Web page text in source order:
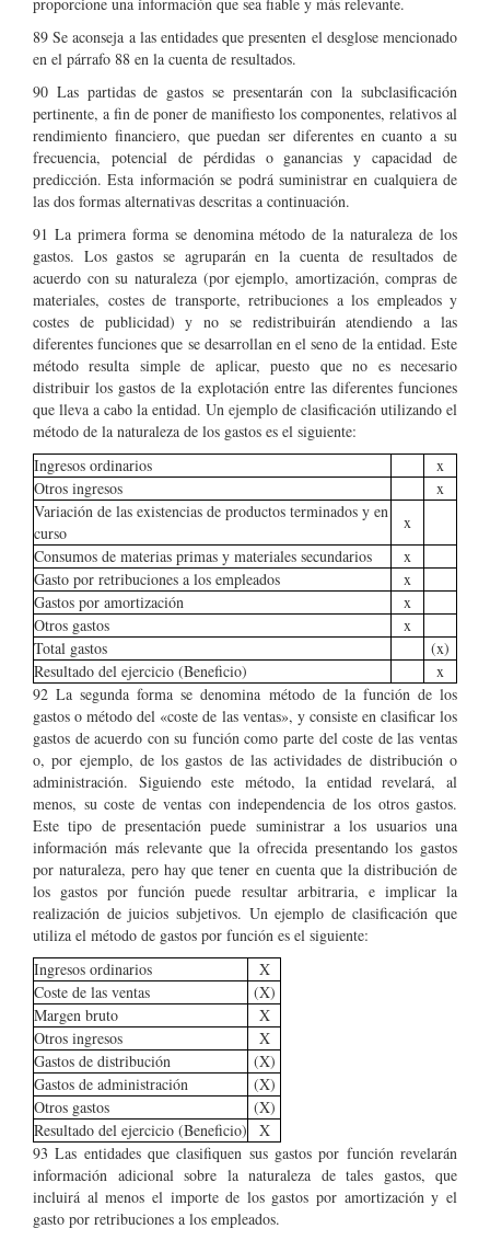
89 Se aconseja a las entidades que presenten el desglose mencionado
en el párrafo 88 en la cuenta de resultados.
90 Las partidas de gastos se presentarán con la subclasificación
pertinente, a fin de poner de manifiesto los componentes, relativos al
rendimiento financiero, que puedan ser diferentes en cuanto a su
frecuencia, potencial de pérdidas o ganancias y capacidad de
predicción. Esta información se podrá suministrar en cualquiera de
las dos formas alternativas descritas a continuación.
91 La primera forma se denomina método de la naturaleza de los
gastos. Los gastos se agruparán en la cuenta de resultados de
acuerdo con su naturaleza (por ejemplo, amortización, compras de
materiales, costes de transporte, retribuciones a los empleados y
costes de publicidad) y no se redistribuirán atendiendo a las
diferentes funciones que se desarrollan en el seno de la entidad. Este
método resulta simple de aplicar, puesto que no es necesario
distribuir los gastos de la explotación entre las diferentes funciones
que lleva a cabo la entidad. Un ejemplo de clasificación utilizando el
método de la naturaleza de los gastos es el siguiente:
Ingresos ordinarios
x
Otros ingresos
x
Variación de las existencias de productos terminados y en
curso
x
Consumos de materias primas y materiales secundarios
x
Gasto por retribuciones a los empleados
x
Gastos por amortización
x
Otros gastos
x
Total gastos
(x)
Resultado del ejercicio (Beneficio)
x
92 La segunda forma se denomina método de la función de los
gastos o método del «coste de las ventas», y consiste en clasificar los
gastos de acuerdo con su función como parte del coste de las ventas
o, por ejemplo, de los gastos de las actividades de distribución o
administración. Siguiendo este método, la entidad revelará, al
menos, su coste de ventas con independencia de los otros gastos.
Este tipo de presentación puede suministrar a los usuarios una
información más relevante que la ofrecida presentando los gastos
por naturaleza, pero hay que tener en cuenta que la distribución de
los gastos por función puede resultar arbitraria, e implicar la
realización de juicios subjetivos. Un ejemplo de clasificación que
utiliza el método de gastos por función es el siguiente:
Ingresos ordinarios
X
Coste de las ventas
(X)
Margen bruto
X
Otros ingresos
X
Gastos de distribución
(X)
Gastos de administración
(X)
Otros gastos
(X)
Resultado del ejercicio (Beneficio)
X
93 Las entidades que clasifiquen sus gastos por función revelarán
información adicional sobre la naturaleza de tales gastos, que
incluirá al menos el importe de los gastos por amortización y el
gasto por retribuciones a los empleados.